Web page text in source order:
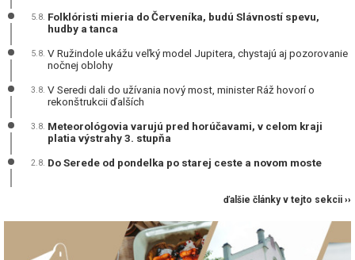
5.8. Folklóristi mieria do Červeníka, budú Slávností spevu,
hudby a tanca
5.8. V Ružindole ukážu veľký model Jupitera, chystajú aj pozorovanie
nočnej oblohy
3.8. V Seredi dali do užívania nový most, minister Ráž hovorí o
rekonštrukcii ďalších
3.8. Meteorológovia varujú pred horúčavami, v celom kraji
platia výstrahy 3. stupňa
2.8. Do Serede od pondelka po starej ceste a novom moste
ďalšie články v tejto sekcii ››